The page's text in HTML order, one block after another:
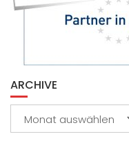
ARCHIVE